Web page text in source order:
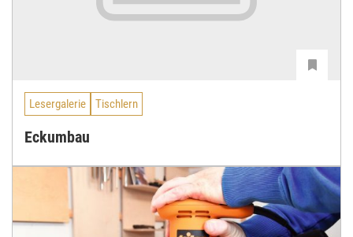
Lesergalerie Tischlern
Eckumbau